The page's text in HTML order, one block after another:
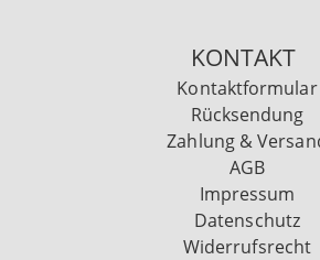
KONTAKT
Kontaktformular
Rücksendung
Zahlung &
AGB
Impressum
Datenschutz
Widerrufsrecht